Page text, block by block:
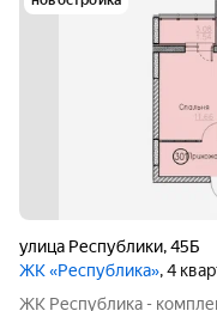
улица Республики,45Б
ЖК «Республика», 4
ЖК Республика -